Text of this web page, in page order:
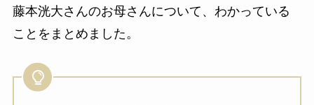
藤本洸大さんのお母さんについて、わかっている
ことをまとめました。